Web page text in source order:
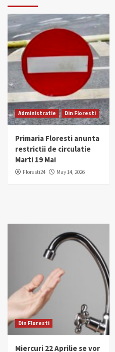
Administratie Din Floresti
Primaria Floresti anunta
restrictii de circulatie
Marti 19 Mai
Floresti24 May 14, 2026
Din Floresti
Miercuri 22 Aprilie se vor